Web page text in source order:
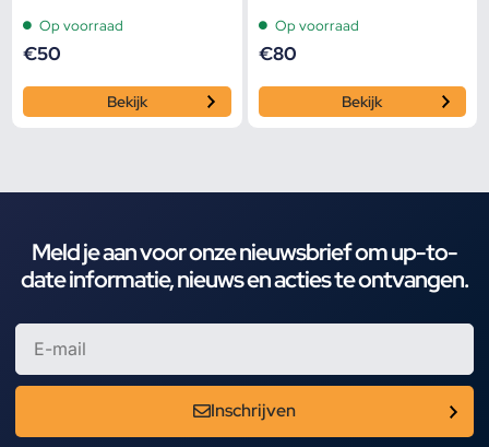
Op voorraad
€50
Bekijk
Op voorraad
€80
Bekijk
Meld je aan voor onze nieuwsbrief om up-to-
date informatie, nieuws en acties te ontvangen.
Inschrijven